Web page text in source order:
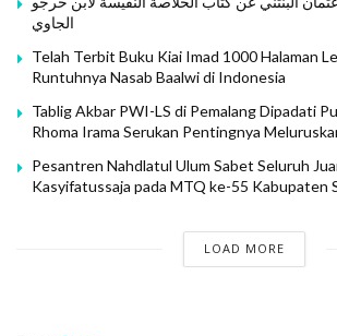
الجاوي
Telah Terbit Buku Kiai Imad 1000 Halaman
Runtuhnya Nasab Baalwi di Indonesia
Tablig Akbar PWI-LS di Pemalang Dipadati
Rhoma Irama Serukan Pentingnya
Pesantren Nahdlatul Ulum Sabet Seluruh
Kasyifatussaja pada MTQ ke-55 Kabupaten
LOAD MORE